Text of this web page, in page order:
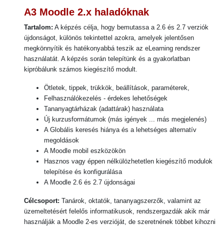
A3 Moodle 2.x haladóknak
Tartalom: A képzés célja, hogy bemutassa a 2.6 és 2.7 verziók
újdonságot, különös tekintettel azokra , amelyek jelentősen
megkönnyítik és hatékonyabbá teszik az eLearning rendszer
használatát. A képzés során telepítünk és a gyakorlatban
kipróbálunk számos kiegészítő modult.
Ötletek, tippek, trükkök, beállítások, paraméterek,
Felhasználókezelés - érdekes lehetőségek
Tananyagtárházak (adattárak) használata
Új kurzusformátumok (más igények ... más megjelenés)
A Globális keresés hiánya és a lehetséges alternatív
megoldások
A Moodle mobil eszközökön
Hasznos vagy éppen nélkülözhetetlen kiegészítő modulok
telepítése és konfigurálása
A Moodle 2.6 és 2.7 újdonságai
Célcsoport: Tanárok, oktatók, tananyagszerzők, valamint az
üzemeltetésért felelős informatikusok, rendszergazdák akik már
használják a Moodle 2-es verzióját, de szeretnének többet kihozni